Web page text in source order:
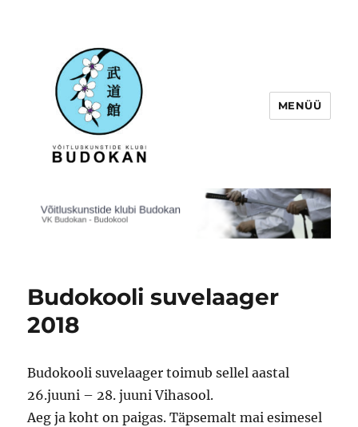
Võitluskunstide klubi Budokan
MENÜÜ
Budokooli suvelaager
2018
Budokooli suvelaager toimub sellel aastal
26.juuni – 28. juuni Vihasool.
Aeg ja koht on paigas. Täpsemalt mai esimesel